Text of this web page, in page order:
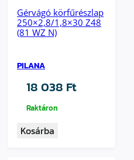
Gérvágó körfűrészlap
250×2,8/1,8×30 Z48
(81 WZ N)
PILANA
18 038 Ft
Raktáron
Kosárba